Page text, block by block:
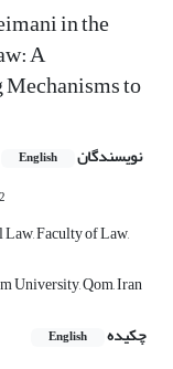
in the
A
to
نویسندگان English
2
Faculty of Law,
University, Qom, Iran
چکیده
English